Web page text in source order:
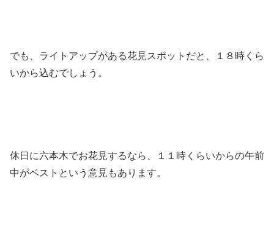
でも、ライトアップがある花見スポットだと、１８時くら
いから込むでしょう。
休日に六本木でお花見するなら、１１時くらいからの午前
中がベストという意見もあります。